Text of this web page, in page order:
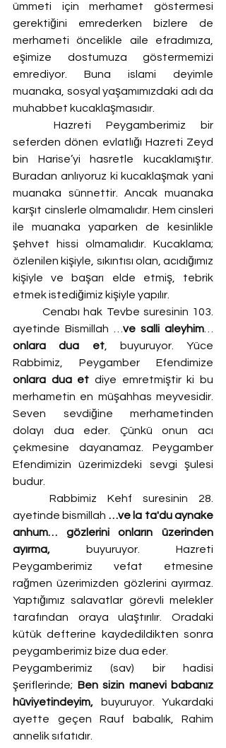
ümmeti için merhamet göstermesi
gerektiğini emrederken bizlere de
merhameti öncelikle aile efradımıza,
eşimize dostumuza göstermemizi
emrediyor. Buna islami deyimle
muanaka, sosyal yaşamımızdaki adı da
muhabbet kucaklaşmasıdır.
seferden dönen evlatlığı Hazreti Zeyd
bin Harise’yi hasretle kucaklamıştır.
Buradan anlıyoruz ki kucaklaşmak yani
muanaka sünnettir. Ancak muanaka
karşıt cinslerle olmamalıdır. Hem cinsleri
ile muanaka yaparken de kesinlikle
şehvet hissi olmamalıdır. Kucaklama;
özlenilen kişiyle, sıkıntısı olan, acıdığımız
kişiyle ve başarı elde etmiş, tebrik
etmek istediğimiz kişiyle yapılır.
	Cenabı hak Tevbe suresinin 103.
ayetinde Bismillah … ve salli aleyhim
onlara dua et, buyuruyor. Yüce
onlara dua et diye emretmiştir ki bu
merhametin en müşahhas meyvesidir.
Seven sevdiğine merhametinden
dolayı dua eder. Çünkü onun acı
çekmesine dayanamaz. Peygamber
Efendimizin üzerimizdeki sevgi şulesi
budur.
ayetinde bismillah …ve la ta'du aynake
anhum… gözlerini onların üzerinden
ayırma,
buyuruyor. Hazreti
Peygamberimiz vefat etmesine
rağmen üzerimizden gözlerini ayırmaz.
Yaptığımız salavatlar görevli melekler
tarafından oraya ulaştırılır. Oradaki
kütük defterine kaydedildikten sonra
peygamberimiz bize dua eder.
Peygamberimiz (sav) bir hadisi
şeriflerinde; Ben sizin manevi babanız
hüviyetindeyim,
buyuruyor. Yukardaki
ayette geçen Rauf babalık, Rahim
annelik sıfatıdır.